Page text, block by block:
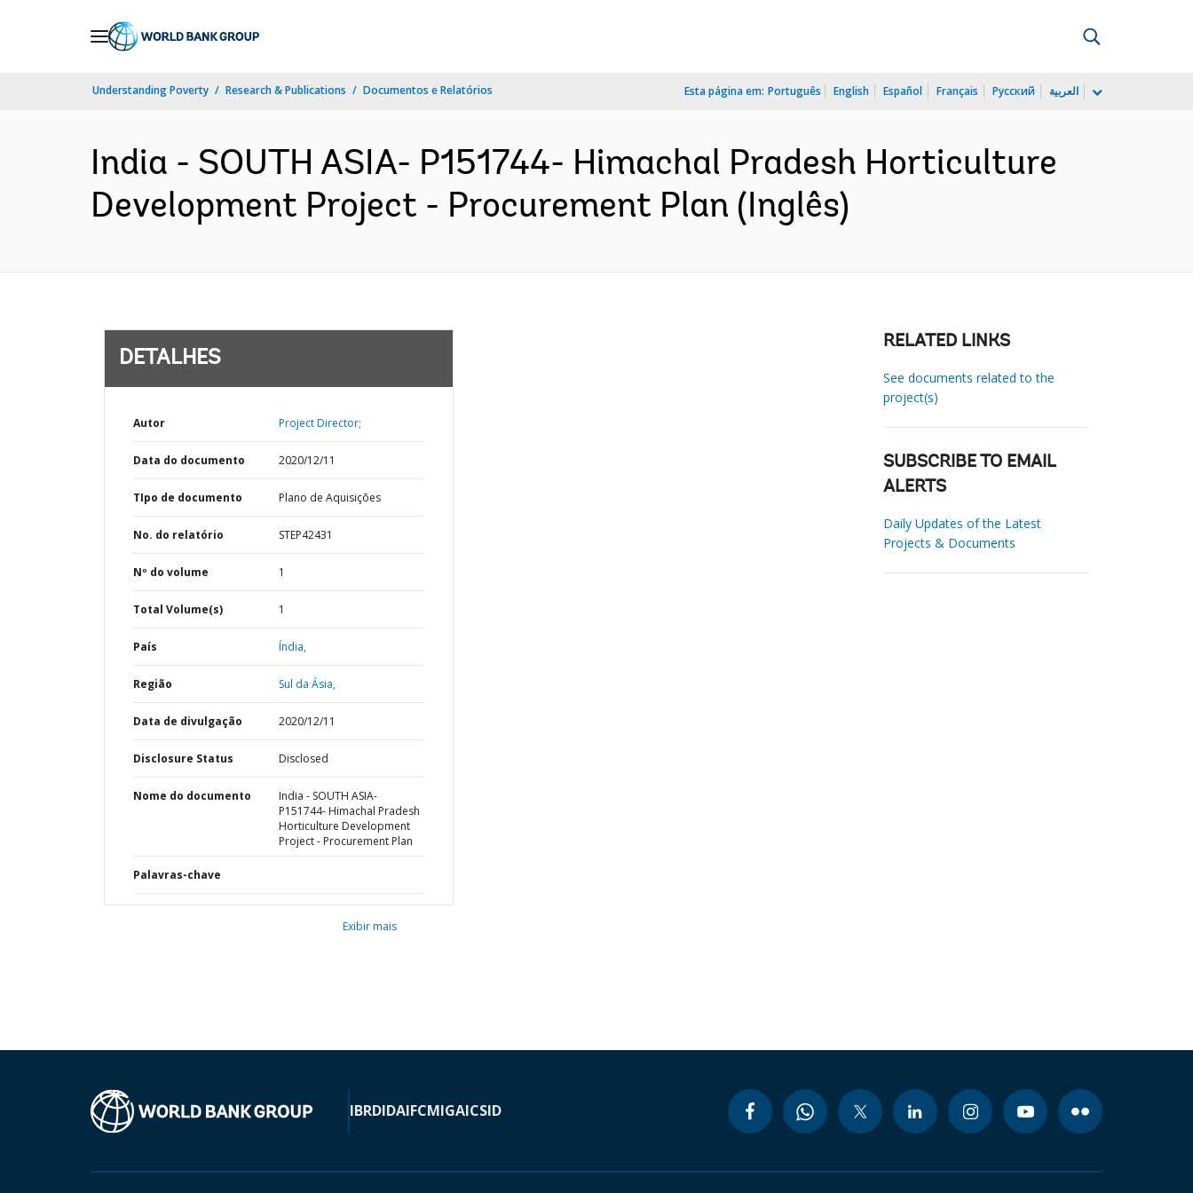
Understanding Poverty Research & Publications Documentos e Relatórios Esta página em: Português English Español Français Русский العربية
India - SOUTH ASIA- P151744- Himachal Pradesh Horticulture
Development Project - Procurement Plan (Inglês)
DETALHES
Autor Project Director;
Data do documento 2020/12/11
TIpo de documento Plano de Aquisições
No. do relatório STEP42431
Nº do volume 1
Total Volume(s) 1
País Índia,
Região Sul da Ásia,
Data de divulgação 2020/12/11
Disclosure Status Disclosed
Nome do documento
India - SOUTH ASIA-
P151744- Himachal Pradesh
Horticulture Development
Project - Procurement Plan
Palavras-chave
Exibir mais
RELATED LINKS
See documents related to the
project(s)
SUBSCRIBE TO EMAIL
ALERTS
Daily Updates of the Latest
Projects & Documents
IBRDIDAIFCMIGAICSID